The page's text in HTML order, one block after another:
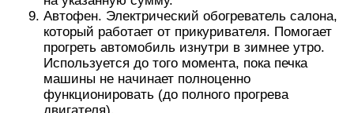
Автофен. Электрический обогреватель салона,
который работает от прикуривателя. Помогает
прогреть автомобиль изнутри в зимнее утро.
Используется до того момента, пока печка
машины не начинает полноценно
функционировать (до полного прогрева